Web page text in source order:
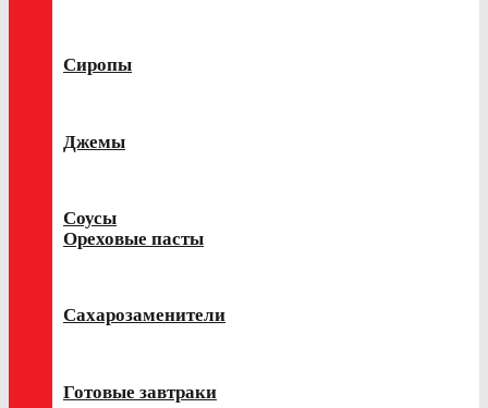
Сиропы
Джемы
Соусы
Ореховые пасты
Сахарозаменители
Готовые завтраки